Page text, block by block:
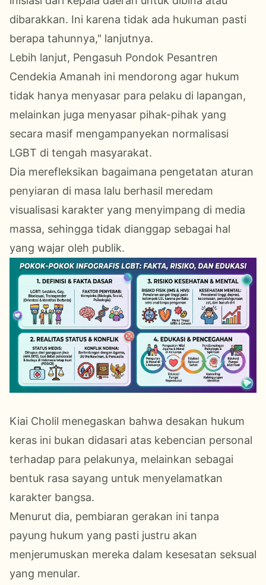
dibarakkan. Ini karena tidak ada hukuman pasti
berapa tahunnya," lanjutnya.
Lebih lanjut, Pengasuh Pondok Pesantren
Cendekia Amanah ini mendorong agar hukum
tidak hanya menyasar para pelaku di lapangan,
melainkan juga menyasar pihak-pihak yang
secara masif mengampanyekan normalisasi
LGBT di tengah masyarakat.
Dia merefleksikan bagaimana pengetatan aturan
penyiaran di masa lalu berhasil meredam
visualisasi karakter yang menyimpang di media
massa, sehingga tidak dianggap sebagai hal
yang wajar oleh publik.
Kiai Cholil menegaskan bahwa desakan hukum
keras ini bukan didasari atas kebencian personal
terhadap para pelakunya, melainkan sebagai
bentuk rasa sayang untuk menyelamatkan
karakter bangsa.
Menurut dia, pembiaran gerakan ini tanpa
payung hukum yang pasti justru akan
menjerumuskan mereka dalam kesesatan seksual
yang menular.